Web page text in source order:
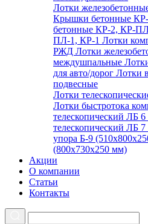
Лотки
Крышки бетонные
бетонные КР-2, КР-
ПЛ-1, КР-1 Лотки
РЖД Лотки
междушпальные
для авто/дорог Лотки
подвесные
Лотки
Лотки быстротока
телескопический ЛБ
телескопический ЛБ
упора Б-9
(800х730х250 мм)
Акции
О компании
Статьи
Контакты